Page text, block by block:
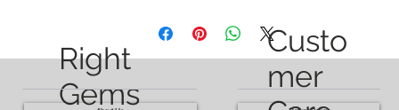
Right
Gems
Custo
mer